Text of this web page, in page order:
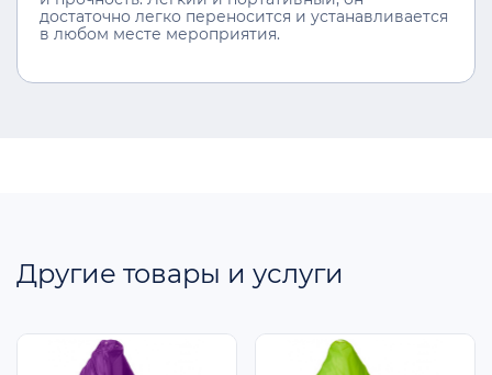
достаточно легко переносится и устанавливается
в любом месте мероприятия.
Другие товары и услуги